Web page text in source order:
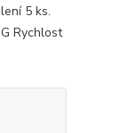
5 ks.
Rychlost